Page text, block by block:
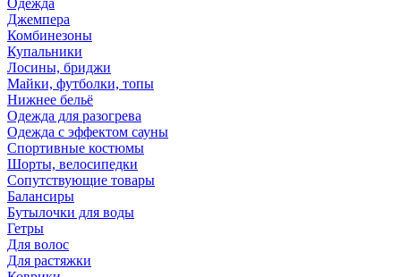
Одежда
Джемпера
Комбинезоны
Купальники
Лосины, бриджи
Майки, футболки, топы
Нижнее бельё
Одежда для разогрева
Одежда с эффектом сауны
Спортивные костюмы
Шорты, велосипедки
Сопутствующие товары
Балансиры
Бутылочки для воды
Гетры
Для волос
Для растяжки